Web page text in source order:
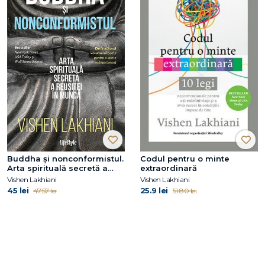
Buddha și nonconformistul.
Arta spirituală secretă a
reușitei în muncă
Vishen Lakhiani
45 lei 47.57 lei
Codul pentru o minte
extraordinară
Vishen Lakhiani
25.9 lei 51.80 lei